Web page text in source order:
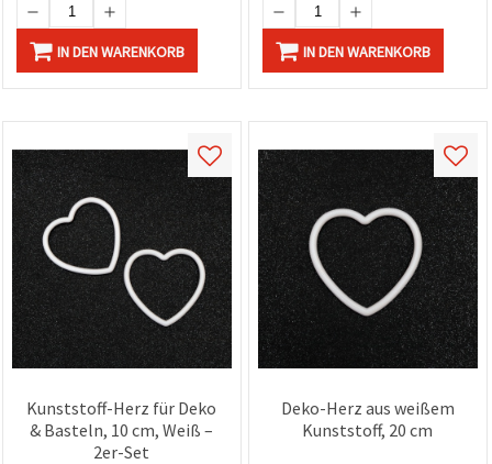
IN DEN WARENKORB IN DEN WARENKORB
Kunststoff-Herz für Deko
& Basteln, 10 cm, Weiß –
2er-Set
Deko-Herz aus weißem
Kunststoff, 20 cm